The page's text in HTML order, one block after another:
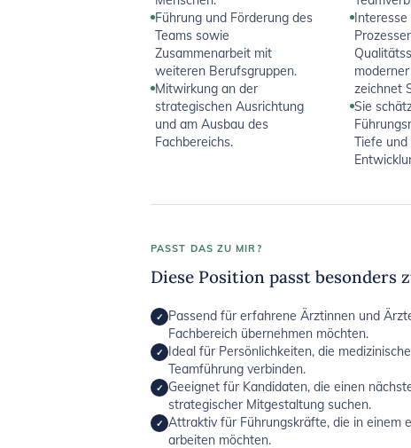
Führung und Förderung des
Teams sowie
Zusammenarbeit mit
weiteren Berufsgruppen.
Mitwirkung an der
strategischen Ausrichtung
und am Ausbau des
Fachbereichs.
Interesse
zeichnet
Sie
Tiefe und
PASST DAS ZU MIR?
Diese Position passt besonders
✓
Passend für erfahrene Ärztinnen und
Fachbereich übernehmen möchten.
✓
Ideal für Persönlichkeiten, die
Teamführung verbinden.
✓
Geeignet für Kandidaten, die einen
strategischer Mitgestaltung suchen.
✓ Attraktiv für Führungskräfte, die in einem
arbeiten möchten.